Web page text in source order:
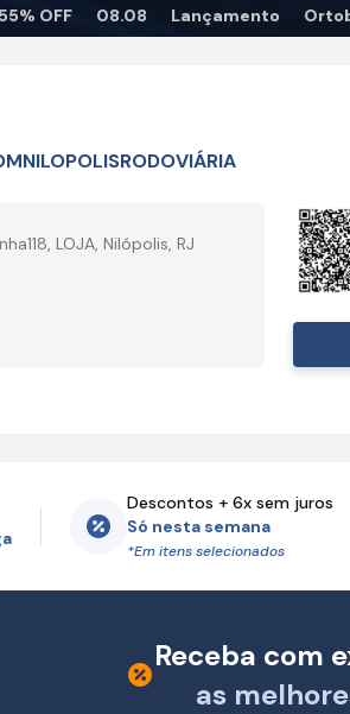
OFF 08.08 Lançamento
LOJA, Nilópolis, RJ
Descontos + 6x sem juros
Só nesta semana
*Em itens selecionados
Receba com
as